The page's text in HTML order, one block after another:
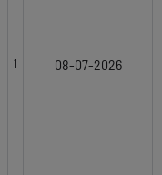
1 08-07-2026